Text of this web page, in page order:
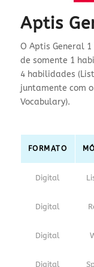
Aptis
O Aptis General
de somente 1
4 habilidades
juntamente com
Vocabulary).
FORMATO
Digital
Digital
Digital
Digital